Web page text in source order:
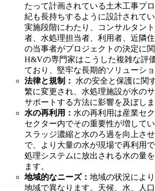
たって計画されている土木工事プ
紀も長持ちするように設計されて
実施段階にわたり、コンサルタン
者、水処理担当者、利用者、近隣
の当事者がプロジェクトの決定に関
H&Vの専門家はこうした複雑な評
ており、堅牢な長期的ソリューショ
法律と規制：
水の安全と保護に関
繁に変更され、水処理施設が水の
サポートする方法に影響を及ぼしま
水の再利用： 水の再利用は産業セ
セクター内でその重要性が増して
スラッジ濃縮と水のろ過を向上さ
で、より大量の水が現場で再利用
処理システムに放出される水の量
ます。
地域的なニーズ： 地域の状況によ
地域で異なります。天候、水、人